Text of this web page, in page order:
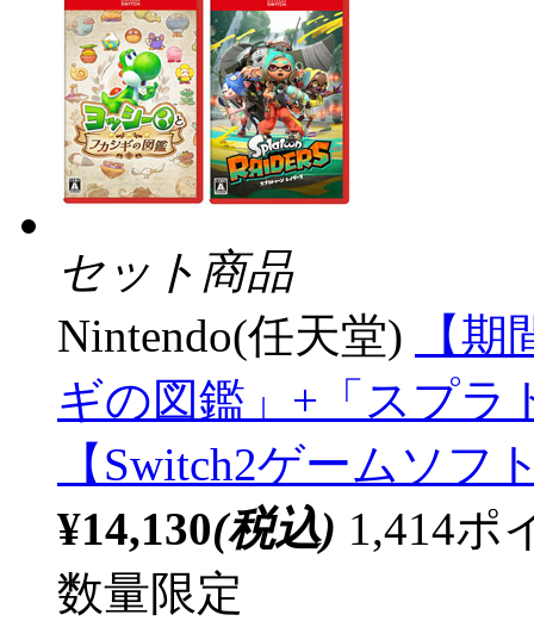
セット商品
Nintendo(任天堂)
【
ギの図鑑」+「スプラ
【Switch2ゲームソフ
¥14,130(税込) 1,414ポ
数量限定